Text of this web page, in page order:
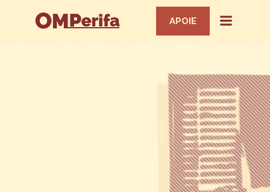
APOIE